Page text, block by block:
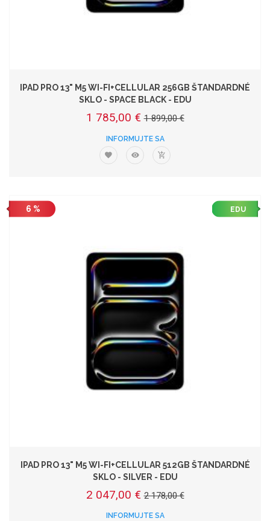
IPAD PRO 13" M5 WI-FI+CELLULAR 256GB ŠTANDARDNÉ
SKLO - SPACE BLACK - EDU
1 785,00 € 1 899,00 €
INFORMUJTE SA
6 % EDU
IPAD PRO 13" M5 WI-FI+CELLULAR 512GB ŠTANDARDNÉ
SKLO - SILVER - EDU
2 047,00 € 2 178,00 €
INFORMUJTE SA